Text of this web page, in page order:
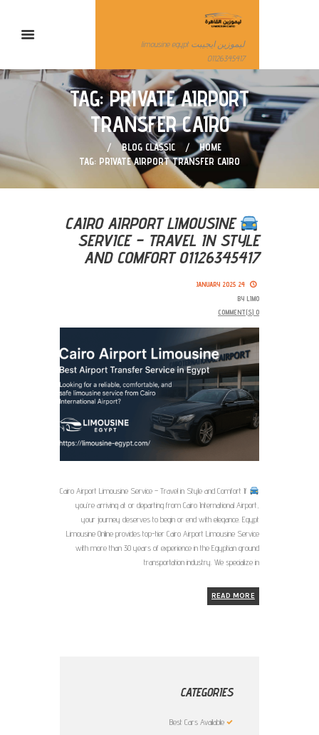
ليموزين ايجيبت limousine egypt
01126345417
TAG: PRIVATE AIRPORT
TRANSFER CAIRO
HOME
BLOG CLASSIC
TAG: PRIVATE AIRPORT TRANSFER CAIRO
CAIRO AIRPORT LIMOUSINE
SERVICE – TRAVEL IN STYLE
AND COMFORT 01126345417
24 JANUARY 2025
BY LIMO
0
Cairo Airport Limousine Service – Travel in Style and Comfort If
you’re arriving at or departing from Cairo International Airport,
your journey deserves to begin or end with elegance. Egypt
Limousine Online provides top-tier Cairo Airport Limousine Service
with more than 30 years of experience in the Egyptian ground
transportation industry. We specialize in
READ MORE
CATEGORIES
Best Cars Available